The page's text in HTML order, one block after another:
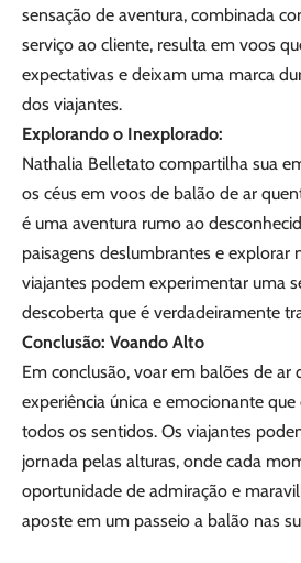
sensação de aventura, combinada
serviço ao cliente, resulta em voos
expectativas e deixam uma marca
dos viajantes.
Explorando o Inexplorado:
Nathalia Belletato compartilha sua
os céus em voos de balão de ar
é uma aventura rumo ao
paisagens deslumbrantes e explorar
viajantes podem experimentar uma
descoberta que é verdadeiramente
Conclusão: Voando Alto
Em conclusão, voar em balões de ar
experiência única e emocionante
todos os sentidos. Os viajantes
jornada pelas alturas, onde cada
oportunidade de admiração e
aposte em um passeio a balão nas